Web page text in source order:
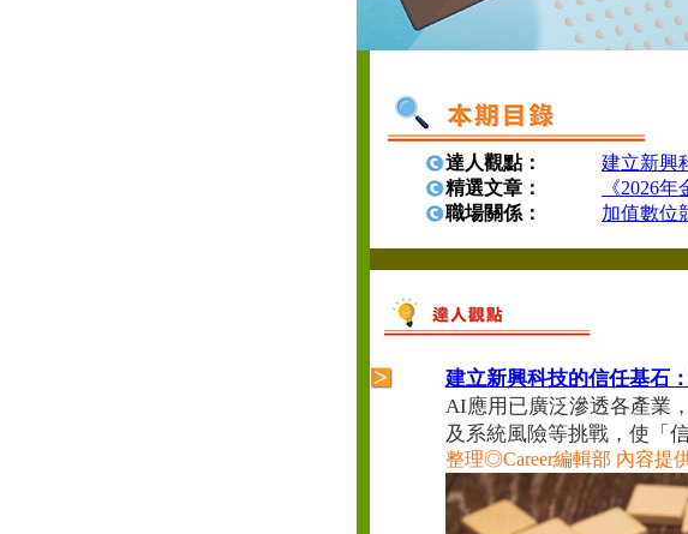
達人觀點：
建立新興
精選文章：
《2026
職場關係：
加值數位
建立新興科技的信任基石
AI應用已廣泛滲透各產業
及系統風險等挑戰，使「
整理◎Career編輯部 內容提